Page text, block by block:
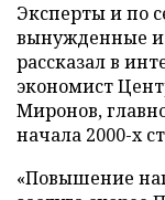
Эксперты и по
вынужденные и
рассказал в
экономист
Миронов,
начала 2000-х
«Повышение